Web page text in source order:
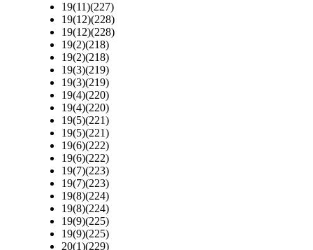
19(11)(227)
19(12)(228)
19(12)(228)
19(2)(218)
19(2)(218)
19(3)(219)
19(3)(219)
19(4)(220)
19(4)(220)
19(5)(221)
19(5)(221)
19(6)(222)
19(6)(222)
19(7)(223)
19(7)(223)
19(8)(224)
19(8)(224)
19(9)(225)
19(9)(225)
20(1)(229)